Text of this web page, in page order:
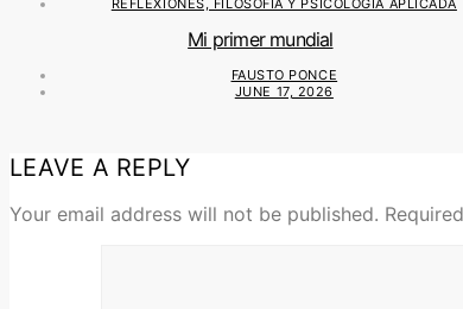
REFLEXIONES, FILOSOFÍA Y PSICOLOGÍA APLICADA
Mi primer mundial
FAUSTO PONCE
JUNE 17, 2026
LEAVE A REPLY
Your email address will not be published.